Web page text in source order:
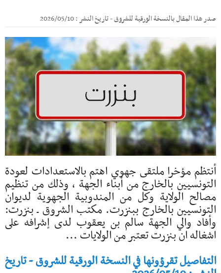
صدر هذا المقال بالنسخة الورقية للشروق - تاريخ النشر : 2026/05/10
أنتظم مؤخرا ملتقى جهوي اهتم بالاستعدادات لعودة
التونسيين بالخارج من أبناء الجهة ، وذلك من تنظيم
مصالح الولاية وكل من المندوبية الجهوية لديوان
التونسيين بالخارج ببنزرت. مكتب الشروق ـ بنزرت:
وأفاد والي الجهة سالم بن يعقوب لدى إشرافه على
اشغاله ان بنزرت تعتبر من الولايات ...
التفاصيل تقرؤونها في النسخة الورقية للشروق - تاريخ